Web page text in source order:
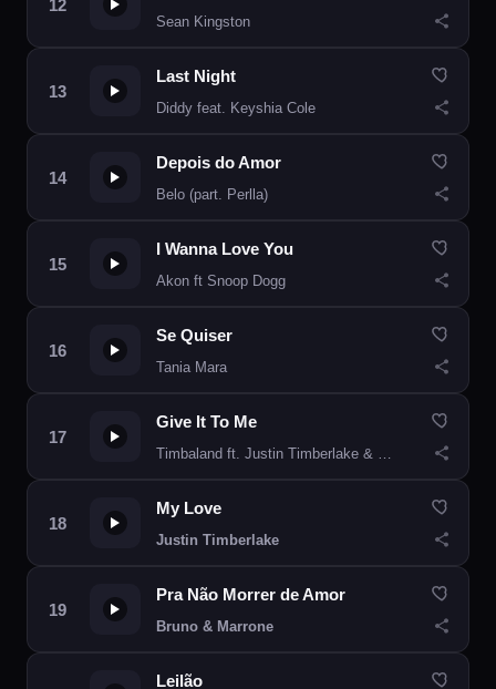
Sean Kingston
Last Night
Diddy feat. Keyshia Cole
Depois do Amor
Belo (part. Perlla)
I Wanna Love You
Akon ft Snoop Dogg
Se Quiser
Tania Mara
Give It To Me
Timbaland ft. Justin Timberlake & Nelly Furtado
My Love
Justin Timberlake
Pra Não Morrer de Amor
Bruno & Marrone
Leilão